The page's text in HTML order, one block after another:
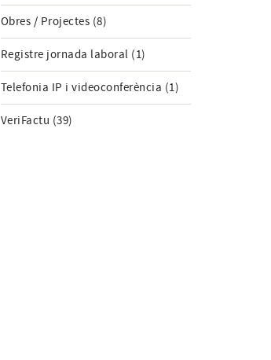
Obres / Projectes (8)
Registre jornada laboral (1)
Telefonia IP i videoconferència (1)
VeriFactu (39)